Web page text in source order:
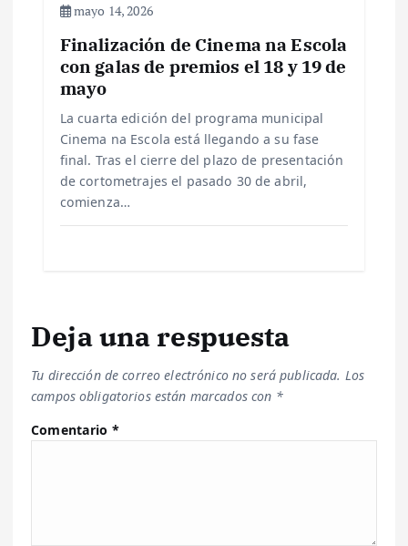
mayo 14, 2026
Finalización de Cinema na Escola
con galas de premios el 18 y 19 de
mayo
La cuarta edición del programa municipal
Cinema na Escola está llegando a su fase
final. Tras el cierre del plazo de presentación
de cortometrajes el pasado 30 de abril,
comienza…
Deja una respuesta
Tu dirección de correo electrónico no será publicada. Los
campos obligatorios están marcados con *
Comentario *